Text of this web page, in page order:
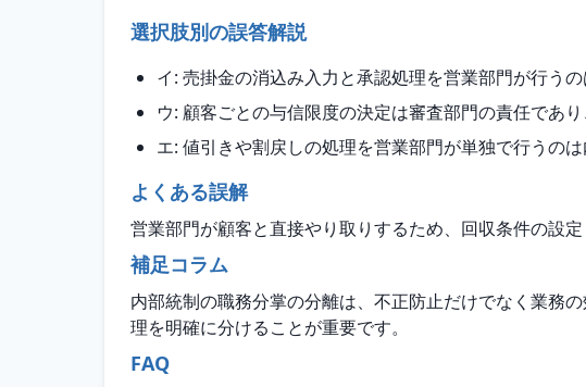
選択肢別の誤答解説
イ: 売掛金の消込み入力と承認処理を営業部門が行う
ウ: 顧客ごとの与信限度の決定は審査部門の責任であ
エ: 値引きや割戻しの処理を営業部門が単独で行うの
よくある誤解
営業部門が顧客と直接やり取りするため、回収条件の設
補足コラム
内部統制の職務分掌の分離は、不正防止だけでなく業務
理を明確に分けることが重要です。
FAQ